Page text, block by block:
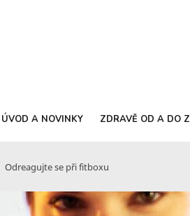
ÚVOD A NOVINKY ZDRAVĚ OD A DO Z
Odreagujte se při fitboxu